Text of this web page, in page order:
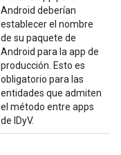
Android deberían
establecer el nombre
de su paquete de
Android para la app de
producción. Esto es
obligatorio para las
entidades que admiten
el método entre apps
de IDyV.